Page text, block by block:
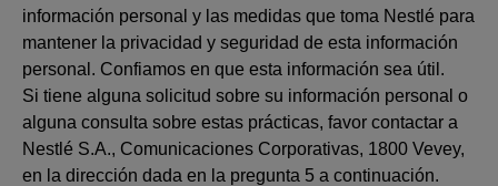
información personal y las medidas que toma Nestlé para
mantener la privacidad y seguridad de esta información
personal. Confiamos en que esta información sea útil.
Si tiene alguna solicitud sobre su información personal o
alguna consulta sobre estas prácticas, favor contactar a
Nestlé S.A., Comunicaciones Corporativas, 1800 Vevey,
en la dirección dada en la pregunta 5 a continuación.